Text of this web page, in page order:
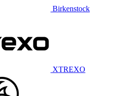
Birkenstock
XTREXO